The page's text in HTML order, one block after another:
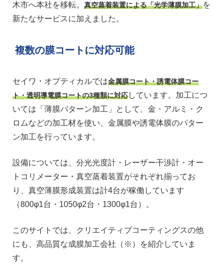
木市へ本社を移転。 真空蒸着装置による「光学薄膜加工」を
新たなサービスに加えました。
複数の膜コートに対応可能
セイワ・オプティカルでは金属膜コート・誘電体膜コー
ト・透明導電膜コートの3種類に対応しています。加工につ
いては「薄膜パターン加工」として、金・アルミ・ク
ロムなどの加工材を使い、金属膜や誘電体膜のパター
ン加工を行っています。
設備については、分光光度計・レーザー干渉計・オー
トコリメーター・真空蒸着装置がそれぞれ揃ってお
り、真空薄膜形成装置は計4台が稼働しています
（800φ1台・1050φ2台・1300φ1台）。
このサイトでは、クリエイティブコーティングスの他
にも、高品質な成膜加工会社（※）を紹介していま
す。